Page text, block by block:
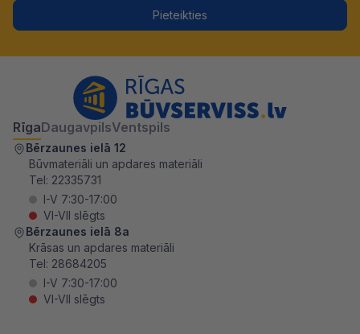
Pieteikties
RīgaDaugavpilsVentspils
Bērzaunes ielā 12
Būvmateriāli un apdares materiāli
Tel: 22335731
I-V 7:30-17:00
VI-VII slēgts
Bērzaunes ielā 8a
Krāsas un apdares materiāli
Tel: 28684205
I-V 7:30-17:00
VI-VII slēgts